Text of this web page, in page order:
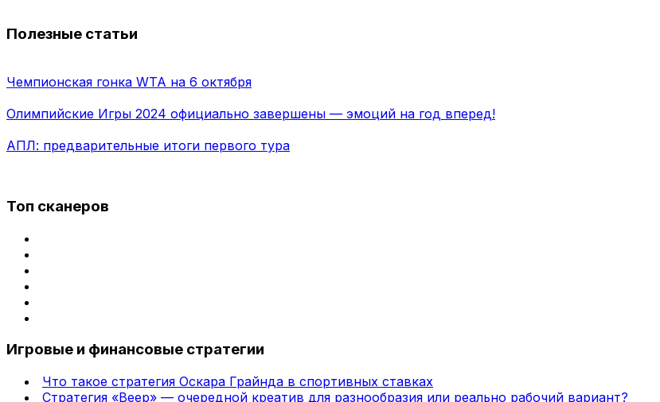
Полезные статьи
Чемпионская гонка WTA на 6 октября
Олимпийские Игры 2024 официально завершены — эмоций на год вперед!
АПЛ: предварительные итоги первого тура
Топ сканеров
Игровые и финансовые стратегии
Что такое стратегия Оскара Грайнда в спортивных ставках
Стратегия «Веер» — очередной креатив для разнообразия или реально рабочий вариант?